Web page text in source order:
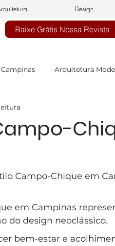
Design
Baixe Grátis Nossa Revista
Arquitetura
Clássica Condomínio
Campo-Chique em
em Campinas
do design neoclássico.
bem-estar e